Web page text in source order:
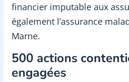
financier imputable aux
également l’assurance
Marne.
500 actions
engagées